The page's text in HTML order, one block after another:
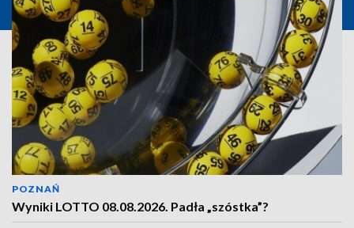
POZNAŃ
Wyniki LOTTO 08.08.2026. Padła „szóstka”?